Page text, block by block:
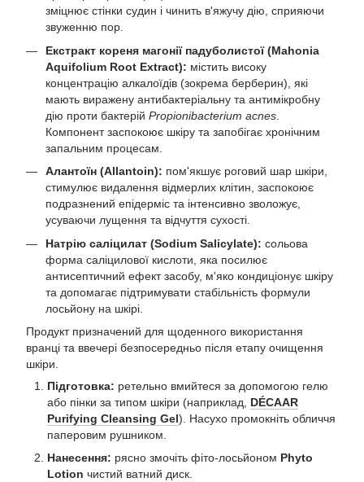
зміцнює стінки судин і чинить в'яжучу дію, сприяючи
звуженню пор.
Екстракт кореня магонії падуболистої (Mahonia
Aquifolium Root Extract): містить високу
концентрацію алкалоїдів (зокрема берберин), які
мають виражену антибактеріальну та антимікробну
дію проти бактерій Propionibacterium acnes
Компонент заспокоює шкіру та запобігає хронічним
запальним процесам.
Алантоїн (Allantoin): пом'якшує роговий шар шкіри,
стимулює видалення відмерлих клітин, заспокоює
подразнений епідерміс та інтенсивно зволожує,
усуваючи лущення та відчуття сухості.
Натрію саліцилат (Sodium Salicylate): сольова
форма саліцилової кислоти, яка посилює
антисептичний ефект засобу, м'яко кондиціонує шкіру
та допомагає підтримувати стабільність формули
лосьйону на шкірі.
Продукт призначений для щоденного використання
вранці та ввечері безпосередньо після етапу очищення
шкіри.
Підготовка: ретельно вмийтеся за допомогою гелю
або пінки за типом шкіри (наприклад, DÉCAAR
Purifying Cleansing Gel). Насухо промокніть обличчя
паперовим рушником.
Нанесення: рясно змочіть фіто-лосьйоном Phyto
Lotion чистий ватний диск.